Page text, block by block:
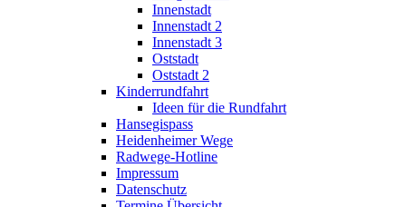
Innenstadt
Innenstadt 2
Innenstadt 3
Oststadt
Oststadt 2
Kinderrundfahrt
Ideen für die Rundfahrt
Hansegispass
Heidenheimer Wege
Radwege-Hotline
Impressum
Datenschutz